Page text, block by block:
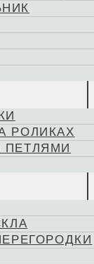
РОЛИКАХ
ПЕТЛЯМИ